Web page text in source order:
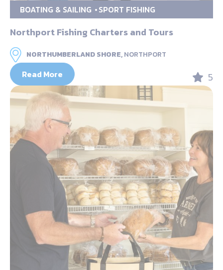
BOATING & SAILING SPORT FISHING
Northport Fishing Charters and Tours
NORTHUMBERLAND SHORE,NORTHPORT
Read More 5